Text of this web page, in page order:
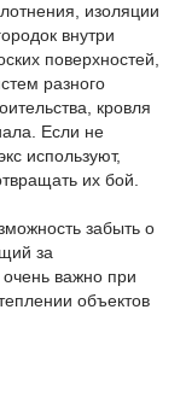
изоляции
внутри
поверхностей,
разного
кровля
Если не
используют,
их бой.
забыть о
за
важно при
объектов